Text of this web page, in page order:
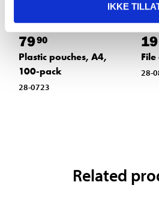
IKKE
7990
Plastic pouches, A4,
100-pack
28-0723
19
28-
Related